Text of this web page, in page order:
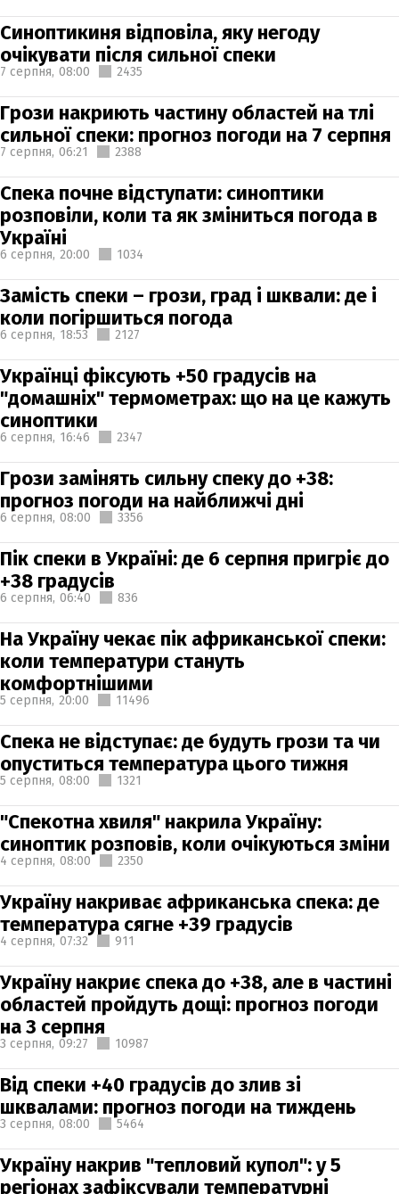
Синоптикиня відповіла, яку негоду
очікувати після сильної спеки
7 серпня, 08:00 2435
Грози накриють частину областей на тлі
сильної спеки: прогноз погоди на 7 серпня
7 серпня, 06:21 2388
Спека почне відступати: синоптики
розповіли, коли та як зміниться погода в
Україні
6 серпня, 20:00 1034
Замість спеки – грози, град і шквали: де і
коли погіршиться погода
6 серпня, 18:53 2127
Українці фіксують +50 градусів на
"домашніх" термометрах: що на це кажуть
синоптики
6 серпня, 16:46 2347
Грози замінять сильну спеку до +38:
прогноз погоди на найближчі дні
6 серпня, 08:00 3356
Пік спеки в Україні: де 6 серпня пригріє до
+38 градусів
6 серпня, 06:40 836
На Україну чекає пік африканської спеки:
коли температури стануть
комфортнішими
5 серпня, 20:00 11496
Спека не відступає: де будуть грози та чи
опуститься температура цього тижня
5 серпня, 08:00 1321
"Спекотна хвиля" накрила Україну:
синоптик розповів, коли очікуються зміни
4 серпня, 08:00 2350
Україну накриває африканська спека: де
температура сягне +39 градусів
4 серпня, 07:32 911
Україну накриє спека до +38, але в частині
областей пройдуть дощі: прогноз погоди
на 3 серпня
3 серпня, 09:27 10987
Від спеки +40 градусів до злив зі
шквалами: прогноз погоди на тиждень
3 серпня, 08:00 5464
Україну накрив "тепловий купол": у 5
регіонах зафіксували температурні